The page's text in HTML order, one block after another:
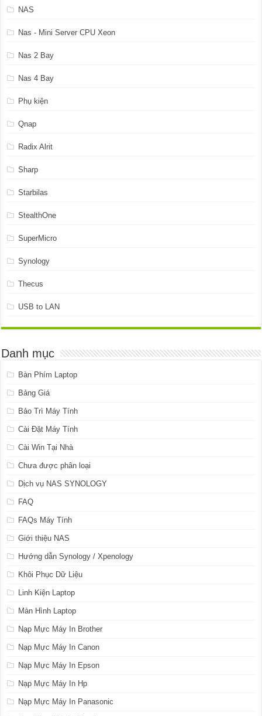
NAS
Nas - Mini Server CPU Xeon
Nas 2 Bay
Nas 4 Bay
Phụ kiện
Qnap
Radix Alrit
Sharp
Starbilas
StealthOne
SuperMicro
Synology
Thecus
USB to LAN
Danh mục
Bàn Phím Laptop
Bảng Giá
Bảo Trì Máy Tính
Cài Đặt Máy Tính
Cài Win Tại Nhà
Chưa được phân loại
Dịch vụ NAS SYNOLOGY
FAQ
FAQs Máy Tính
Giới thiệu NAS
Hướng dẫn Synology / Xpenology
Khôi Phục Dữ Liệu
Linh Kiện Laptop
Màn Hình Laptop
Nạp Mực Máy In Brother
Nạp Mực Máy In Canon
Nạp Mực Máy In Epson
Nạp Mực Máy In Hp
Nạp Mực Máy In Panasonic